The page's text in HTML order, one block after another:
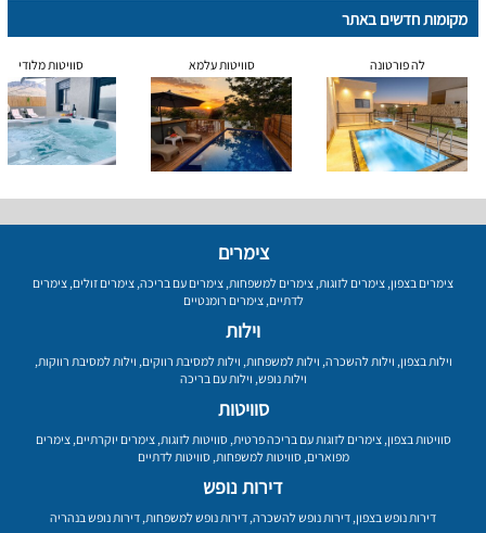
מקומות חדשים באתר
לה פורטונה סוויטות עלמא סוויטות מלודי
צימרים
צימרים בצפון, צימרים לזוגות, צימרים למשפחות, צימרים עם בריכה, צימרים זולים, צימרים
לדתיים,צימרים רומנטיים
וילות
וילות בצפון, וילות להשכרה, וילות למשפחות, וילות למסיבת רווקים, וילות למסיבת רווקות,
וילות נופש, וילות עם בריכה
סוויטות
סוויטות בצפון,צימרים לזוגות עם בריכה פרטית,סוויטות לזוגות,צימרים יוקרתיים,צימרים
מפוארים,סוויטות למשפחות,סוויטות לדתיים
דירות נופש
דירות נופש בצפון, דירות נופש להשכרה, דירות נופש למשפחות, דירות נופש בנהריה